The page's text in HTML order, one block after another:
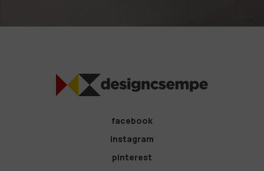
facebook
instagram
pinterest